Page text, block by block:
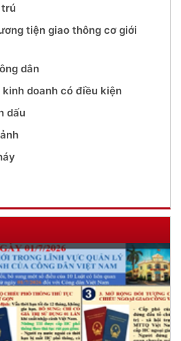
tiện giao thông cơ giới
dân
doanh có điều kiện
dấu